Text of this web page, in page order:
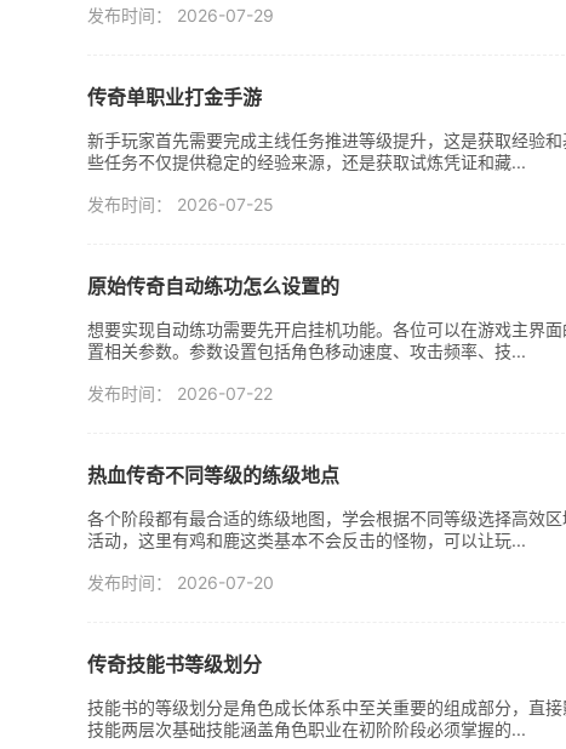
发布时间： 2026-07-29
传奇单职业打金手游
新手玩家首先需要完成主线任务推进等级提升，这是获取经验
些任务不仅提供稳定的经验来源，还是获取试炼凭证和藏...
发布时间： 2026-07-25
原始传奇自动练功怎么设置的
想要实现自动练功需要先开启挂机功能。各位可以在游戏主界
置相关参数。参数设置包括角色移动速度、攻击频率、技...
发布时间： 2026-07-22
热血传奇不同等级的练级地点
各个阶段都有最合适的练级地图，学会根据不同等级选择高效
活动，这里有鸡和鹿这类基本不会反击的怪物，可以让玩...
发布时间： 2026-07-20
传奇技能书等级划分
技能书的等级划分是角色成长体系中至关重要的组成部分，直
技能两层次基础技能涵盖角色职业在初阶阶段必须掌握的...